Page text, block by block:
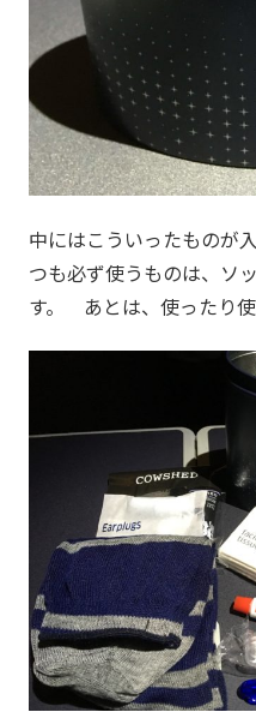
中にはこういったものが
つも必ず使うものは、ソ
す。 あとは、使ったり使